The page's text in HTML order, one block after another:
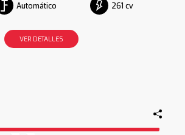
Automático 261 cv
VER DETALLES